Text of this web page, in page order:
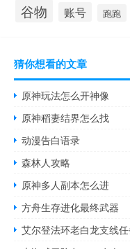
谷物 账号 跑跑
猜你想看的文章
原神玩法怎么开神像
原神稻妻结界怎么找
动漫告白语录
森林人攻略
原神多人副本怎么进
方舟生存进化最终武器
艾尔登法环老白龙支线